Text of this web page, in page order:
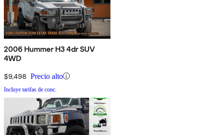
2006 Hummer H3 4dr SUV
4WD
$9,498 Precio alto
Incluye tarifas de conc.